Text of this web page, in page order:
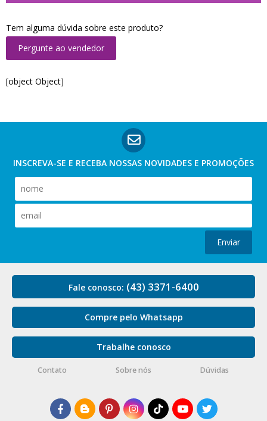
Tem alguma dúvida sobre este produto?
Pergunte ao vendedor
[object Object]
INSCREVA-SE E RECEBA NOSSAS NOVIDADES E PROMOÇÕES
Enviar
Fale conosco: (43) 3371-6400
Compre pelo Whatsapp
Trabalhe conosco
Contato Sobre nós Dúvidas